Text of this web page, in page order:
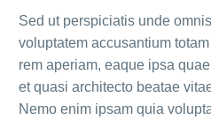
Sed ut perspiciatis unde
voluptatem accusantium
rem aperiam, eaque ipsa
et quasi architecto beatae
Nemo enim ipsam quia